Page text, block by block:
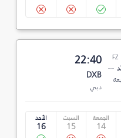
22:40
DXB
دبي
الجمعة
14
السبت
15
الأحد
16